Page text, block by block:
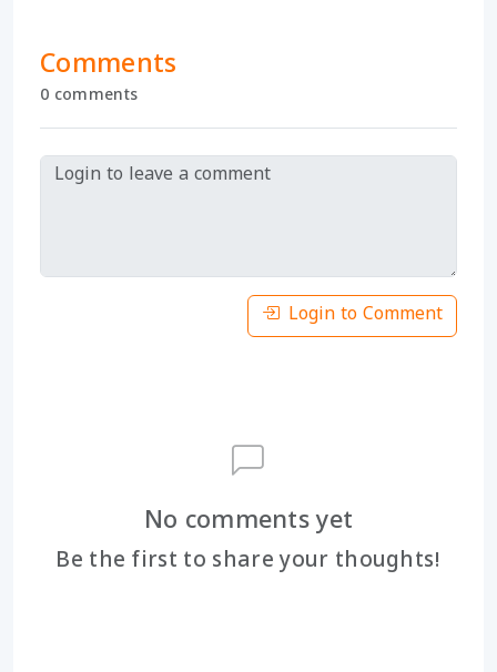
Comments
0 comments
Login to Comment
No comments yet
Be the first to share your thoughts!